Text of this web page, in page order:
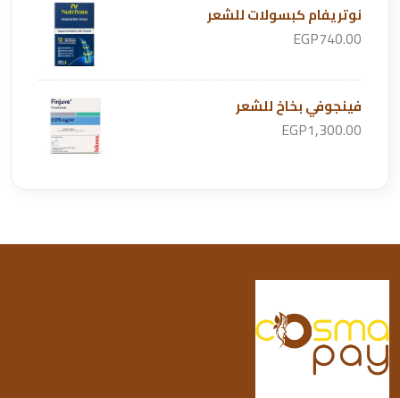
نوتريفام كبسولات للشعر
EGP740.00
فينجوفي بخاخ للشعر
EGP1,300.00